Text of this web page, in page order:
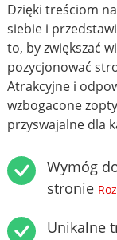
Dzięki treściom
siebie i
to, by zwiększać
pozycjonować
Atrakcyjne i
wzbogacone
przyswajalne dla
Wymóg
stronie
Unikalne